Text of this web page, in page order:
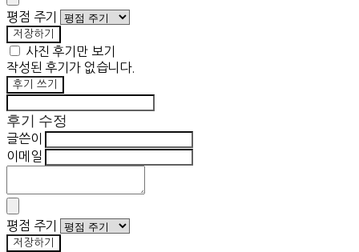
평점 주기
저장하기
사진 후기만 보기
작성된 후기가 없습니다.
후기 쓰기
후기 수정
글쓴이
이메일
평점 주기
저장하기